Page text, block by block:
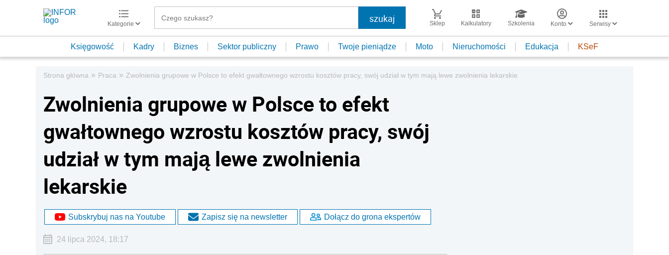
Kategorie Sklep Kalkulatory Szkolenia Konto Serwisy
Księgowość Kadry Biznes Sektor publiczny Prawo Twoje pieniądze Moto Nieruchomości Edukacja KSeF
Strona główna » Praca » Zwolnienia grupowe w Polsce to efekt gwałtownego wzrostu kosztów pracy, swój udział w tym mają lewe zwolnienia lekarskie
Zwolnienia grupowe w Polsce to efekt
gwałtownego wzrostu kosztów pracy, swój
udział w tym mają lewe zwolnienia
lekarskie
Subskrybuj nas na Youtube Zapisz się na newsletter Dołącz do grona ekspertów
24 lipca 2024, 18:17